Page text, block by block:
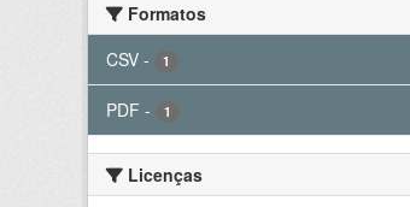
Formatos
CSV - 1
PDF - 1
Licenças